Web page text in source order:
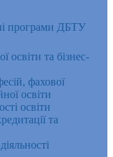
програми ДБТУ
освіти та бізнес-
фахової
освіти
освіти
та